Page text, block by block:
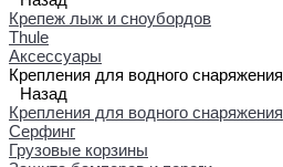
Крепеж лыж и сноубордов
Thule
Аксессуары
Крепления для водного снаряжения
Назад
Крепления для водного снаряжения
Серфинг
Грузовые корзины